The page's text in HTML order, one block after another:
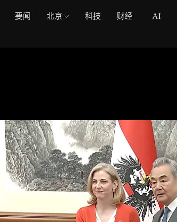
要闻 北京 科技 财经 AI